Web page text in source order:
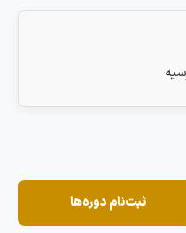
ثبت‌نام دوره‌ها